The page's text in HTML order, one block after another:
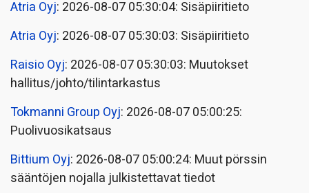
Atria Oyj: 2026-08-07 05:30:04: Sisäpiiritieto
Atria Oyj: 2026-08-07 05:30:03: Sisäpiiritieto
Raisio Oyj: 2026-08-07 05:30:03: Muutokset
hallitus/johto/tilintarkastus
Tokmanni Group Oyj: 2026-08-07 05:00:25:
Puolivuosikatsaus
Bittium Oyj: 2026-08-07 05:00:24: Muut pörssin
sääntöjen nojalla julkistettavat tiedot